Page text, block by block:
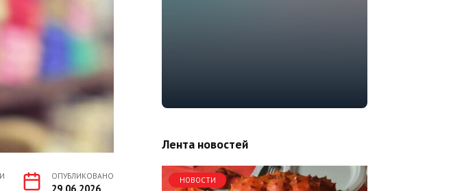
ОПУБЛИКОВАНО
Лента новостей
НОВОСТИ